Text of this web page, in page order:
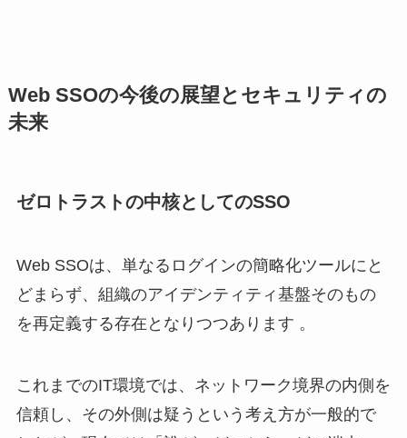
Web SSOの今後の展望とセキュリティの
未来
ゼロトラストの中核としてのSSO
Web SSOは、単なるログインの簡略化ツールにと
どまらず、組織のアイデンティティ基盤そのもの
を再定義する存在となりつつあります 。
これまでのIT環境では、ネットワーク境界の内側を
信頼し、その外側は疑うという考え方が一般的で